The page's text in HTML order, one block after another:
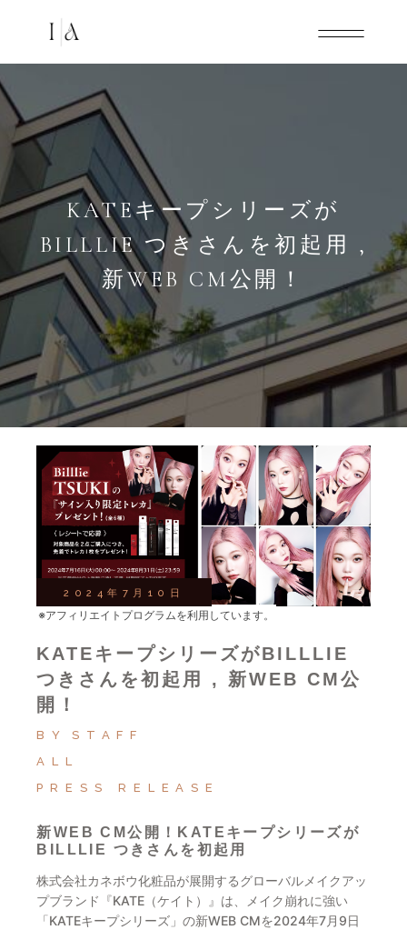
KATEキープシリーズが
BILLLIE つきさんを初起用 ,
新WEB CM公開！
2024年7月10日
KATEキープシリーズがBILLLIE
つきさんを初起用 , 新WEB CM公
開！
BY
STAFF
ALL
PRESS RELEASE
新WEB CM公開！KATEキープシリーズが
BILLLIE つきさんを初起用
株式会社カネボウ化粧品が展開するグローバルメイクアッ
プブランド『KATE（ケイト）』は、メイク崩れに強い
「KATEキープシリーズ」の新WEB CMを2024年7月9日
※アフィリエイトプログラムを利用しています。